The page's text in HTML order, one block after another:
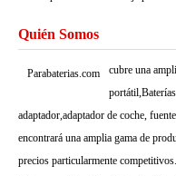
Quién Somos
Parabaterias.com
cubre una
adaptador,adaptador de coche,
encontrará una amplia gama de
precios particularmente competitivos.